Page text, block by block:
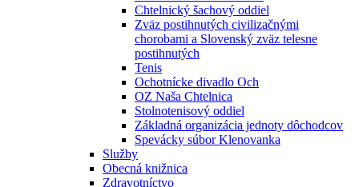
Chtelnický šachový oddiel
Zväz postihnutých civilizačnými
chorobami a Slovenský zväz telesne
postihnutých
Tenis
Ochotnícke divadlo Och
OZ Naša Chtelnica
Stolnotenisový oddiel
Základná organizácia jednoty dôchodcov
Spevácky súbor Klenovanka
Služby
Obecná knižnica
Zdravotníctvo